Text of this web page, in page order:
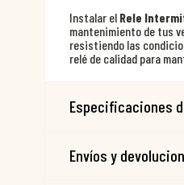
Instalar el Rele
mantenimiento de tus
resistiendo las
relé de calidad para
Especificaciones
Envíos y